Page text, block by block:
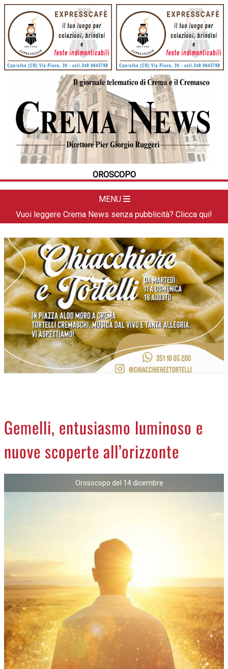
OROSCOPO
MENU
HOME
CRONACA
POLITICA
LA FOTO
DAL TERRITORIO
APPUNTAMENTI
CREMASCO
OROSCOPO
LA PIAZZA
ANIMALI
NECROLOGI
ACCEDI
Vuoi leggere Crema News senza pubblicità? Clicca qui!
Gemelli, entusiasmo luminoso e
nuove scoperte all’orizzonte
Orosocopo del 14 dicembre